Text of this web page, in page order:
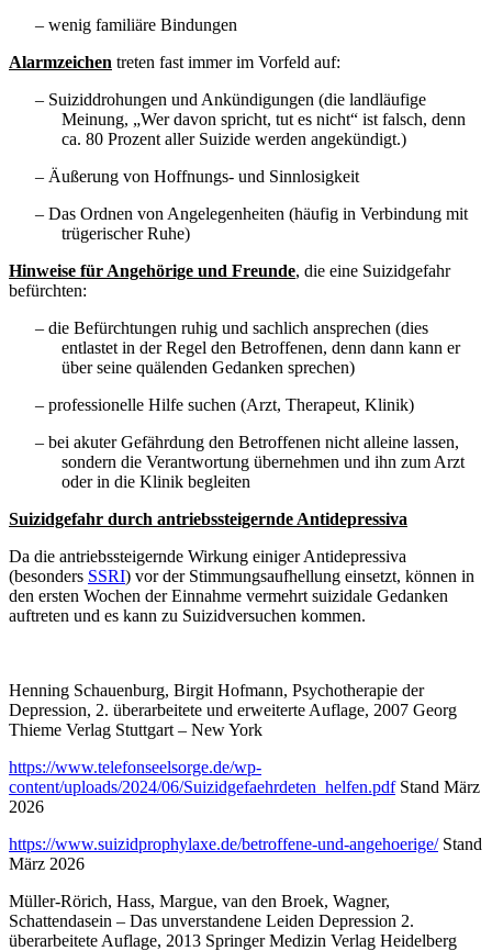
– wenig familiäre Bindungen
Alarmzeichen treten fast immer im Vorfeld auf:
– Suiziddrohungen und Ankündigungen (die landläufige
Meinung, „Wer davon spricht, tut es nicht“ ist falsch, denn
ca. 80 Prozent aller Suizide werden angekündigt.)
– Äußerung von Hoffnungs- und Sinnlosigkeit
– Das Ordnen von Angelegenheiten (häufig in Verbindung mit
trügerischer Ruhe)
Hinweise für Angehörige und Freunde, die eine Suizidgefahr
befürchten:
– die Befürchtungen ruhig und sachlich ansprechen (dies
entlastet in der Regel den Betroffenen, denn dann kann er
über seine quälenden Gedanken sprechen)
– professionelle Hilfe suchen (Arzt, Therapeut, Klinik)
– bei akuter Gefährdung den Betroffenen nicht alleine lassen,
sondern die Verantwortung übernehmen und ihn zum Arzt
oder in die Klinik begleiten
Suizidgefahr durch antriebssteigernde Antidepressiva
Da die antriebssteigernde Wirkung einiger Antidepressiva
(besonders SSRI) vor der Stimmungsaufhellung einsetzt, können in
den ersten Wochen der Einnahme vermehrt suizidale Gedanken
auftreten und es kann zu Suizidversuchen kommen.
Henning Schauenburg, Birgit Hofmann, Psychotherapie der
Depression, 2. überarbeitete und erweiterte Auflage, 2007 Georg
Thieme Verlag Stuttgart – New York
https://www.telefonseelsorge.de/wp-
content/uploads/2024/06/Suizidgefaehrdeten_helfen.pdfStand März
2026
https://www.suizidprophylaxe.de/betroffene-und-angehoerige/Stand
März 2026
Müller-Rörich, Hass, Margue, van den Broek, Wagner,
Schattendasein – Das unverstandene Leiden Depression 2.
überarbeitete Auflage, 2013 Springer Medizin Verlag Heidelberg